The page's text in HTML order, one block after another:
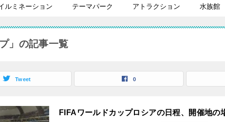
ルミネーション テーマパーク アトラクション 水族館
」の記事一覧
Tweet 0
FIFAワールドカップロシアの日程、開催地の